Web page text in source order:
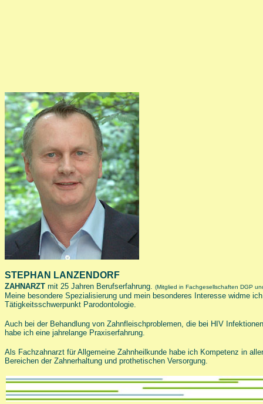
STEPHAN LANZENDORF
ZAHNARZT mit 25 Jahren Berufserfahrung. (Mitglied in Fachgesellschaften DGP
Meine besondere Spezialisierung und mein besonderes Interesse widme
Tätigkeitsschwerpunkt Parodontologie.
Auch bei der Behandlung von Zahnfleischproblemen, die bei HIV
habe ich eine jahrelange Praxiserfahrung.
Als Fachzahnarzt für Allgemeine Zahnheilkunde habe ich Kompetenz in
Bereichen der Zahnerhaltung und prothetischen Versorgung.